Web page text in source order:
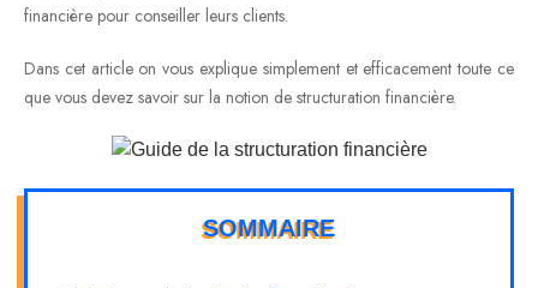
financière pour conseiller leurs clients.
Dans cet article on vous explique simplement et efficacement toute ce
que vous devez savoir sur la notion de structuration financière.
SOMMAIRE